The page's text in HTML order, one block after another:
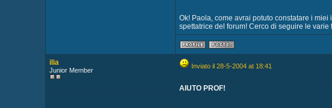
Ok! Paola, come avrai potuto constatare i
spettatrice del forum! Cerco di seguire le
ilia
Junior Member
Inviato il 28-5-2004 at 18:41
AIUTO PROF!